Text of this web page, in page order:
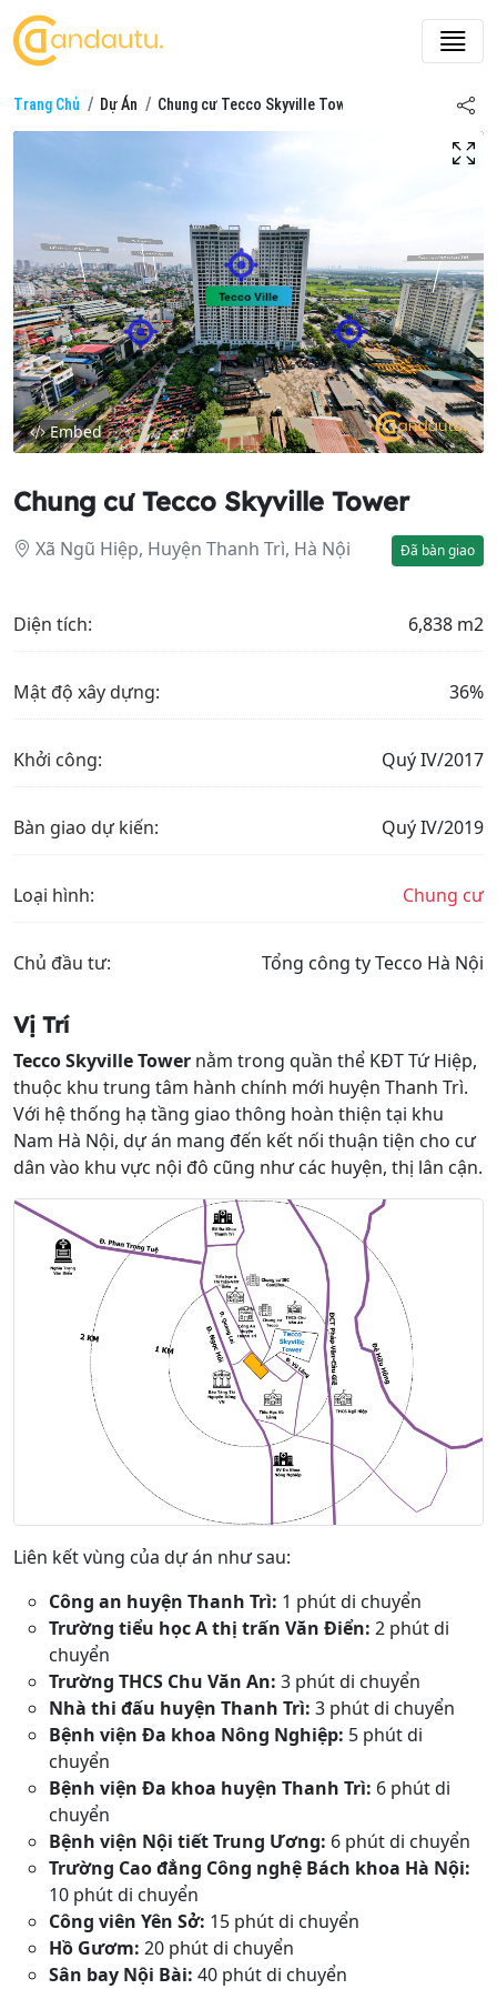
Trang Chủ Dự Án Chung cư Tecco Skyville Tower
Embed
Chung cư Tecco Skyville Tower
Xã Ngũ Hiệp, Huyện Thanh Trì, Hà Nội Đã bàn giao
Diện tích: 6,838 m2
Mật độ xây dựng: 36%
Khởi công: Quý IV/2017
Bàn giao dự kiến: Quý IV/2019
Loại hình: Chung cư
Chủ đầu tư: Tổng công ty Tecco Hà Nội
Vị Trí
Tecco Skyville Tower nằm trong quần thể KĐT Tứ Hiệp,
thuộc khu trung tâm hành chính mới huyện Thanh Trì.
Với hệ thống hạ tầng giao thông hoàn thiện tại khu
Nam Hà Nội, dự án mang đến kết nối thuận tiện cho cư
dân vào khu vực nội đô cũng như các huyện, thị lân cận.
Liên kết vùng của dự án như sau:
Công an huyện Thanh Trì: 1 phút di chuyển
Trường tiểu học A thị trấn Văn Điển: 2 phút di
chuyển
Trường THCS Chu Văn An: 3 phút di chuyển
Nhà thi đấu huyện Thanh Trì: 3 phút di chuyển
Bệnh viện Đa khoa Nông Nghiệp: 5 phút di
chuyển
Bệnh viện Đa khoa huyện Thanh Trì: 6 phút di
chuyển
Bệnh viện Nội tiết Trung Ương: 6 phút di chuyển
Trường Cao đẳng Công nghệ Bách khoa Hà Nội:
10 phút di chuyển
Công viên Yên Sở: 15 phút di chuyển
Hồ Gươm: 20 phút di chuyển
Sân bay Nội Bài: 40 phút di chuyển